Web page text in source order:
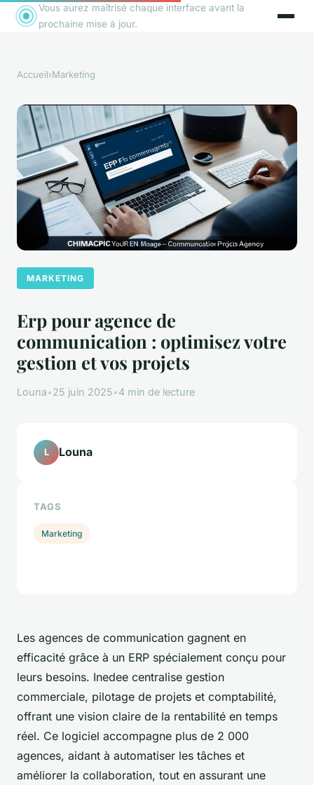
Vous aurez maîtrisé chaque interface avant la
prochaine mise à jour.
Accueil›Marketing
MARKETING
Erp pour agence de
communication : optimisez votre
gestion et vos projets
Louna•25 juin 2025•4 min de lecture
Les agences de communication gagnent en
efficacité grâce à un ERP spécialement conçu pour
leurs besoins. Inedee centralise gestion
commerciale, pilotage de projets et comptabilité,
offrant une vision claire de la rentabilité en temps
réel. Ce logiciel accompagne plus de 2 000
agences, aidant à automatiser les tâches et
améliorer la collaboration, tout en assurant une
L Louna
TAGS
Marketing